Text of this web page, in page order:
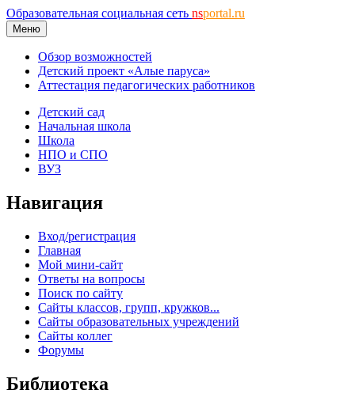
Образовательная социальная сеть nsportal.ru
Меню
Обзор возможностей
Детский проект «Алые паруса»
Аттестация педагогических работников
Детский сад
Начальная школа
Школа
НПО и СПО
ВУЗ
Навигация
Вход/регистрация
Главная
Мой мини-сайт
Ответы на вопросы
Поиск по сайту
Сайты классов, групп, кружков...
Сайты образовательных учреждений
Сайты коллег
Форумы
Библиотека